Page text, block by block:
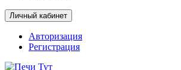
Личный кабинет
Авторизация
Регистрация